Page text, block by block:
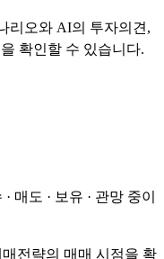
리오와 AI의 투자의견,
확인할 수 있습니다.
· 매도 · 보유 · 관망 중이
전략의 매매 시점을 확